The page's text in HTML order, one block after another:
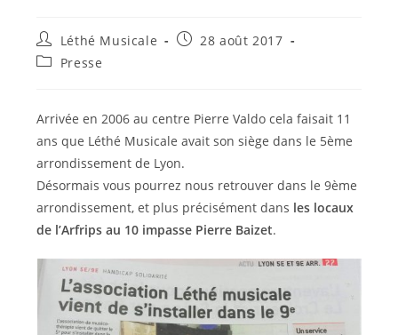
Auteur/autrice
de
la
Léthé Musicale
Publication
28 août 2017
PostPresse
Arrivée en 2006 au centre Pierre Valdo cela faisait 11
ans que Léthé Musicale avait son siège dans le 5ème
arrondissement de Lyon.
Désormais vous pourrez nous retrouver dans le 9ème
arrondissement, et plus précisément dans les locaux
de l’Arfrips au 10 impasse Pierre Baizet.